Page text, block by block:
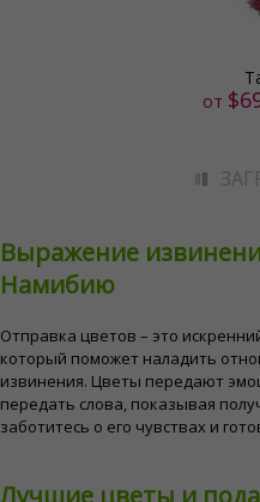
от
Выражение
Намибию
Отправка цветов – это
который поможет наладить
извинения. Цветы передают
передать слова, показывая
заботитесь о его чувствах и
Лучшие цветы и